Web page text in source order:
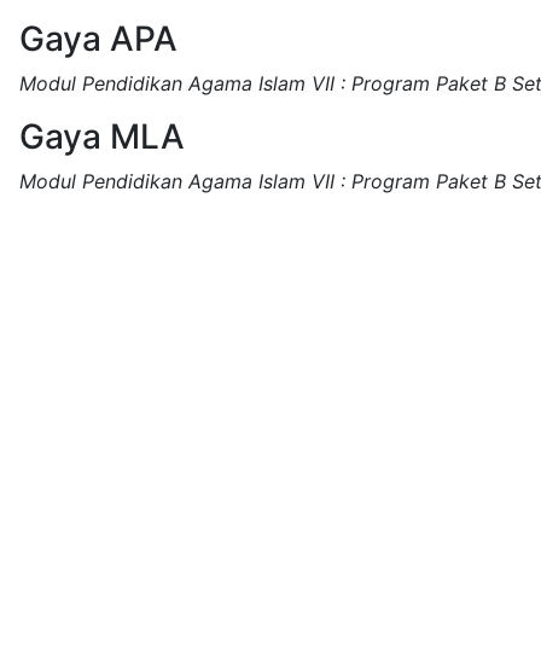
Gaya APA
Modul Pendidikan Agama Islam VII : Program Paket B
Gaya MLA
Modul Pendidikan Agama Islam VII : Program Paket B